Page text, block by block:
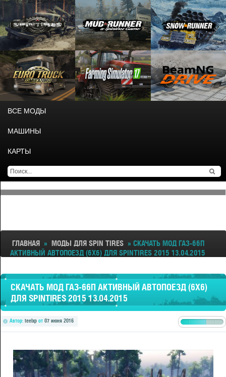
ВСЕ МОДЫ
МАШИНЫ
КАРТЫ
ГЛАВНАЯ » МОДЫ ДЛЯ SPIN TIRES » СКАЧАТЬ МОД ГАЗ-66П
АКТИВНЫЙ АВТОПОЕЗД (6X6) ДЛЯ SPINTIRES 2015 13.04.2015
СКАЧАТЬ МОД ГАЗ-66П АКТИВНЫЙ АВТОПОЕЗД (6X6)
ДЛЯ SPINTIRES 2015 13.04.2015
Автор: teelxp от 07 июня 2016